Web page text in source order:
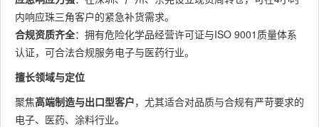
内响应珠三角客户的紧急补货需求。
合规资质齐全：拥有危险化学品经营许可证与ISO 9001质量体系
认证，可合法合规服务电子与医药行业。
擅长领域与定位
聚焦高端制造与出口型客户，尤其适合对品质与合规有严苛要求的
电子、医药、涂料行业。